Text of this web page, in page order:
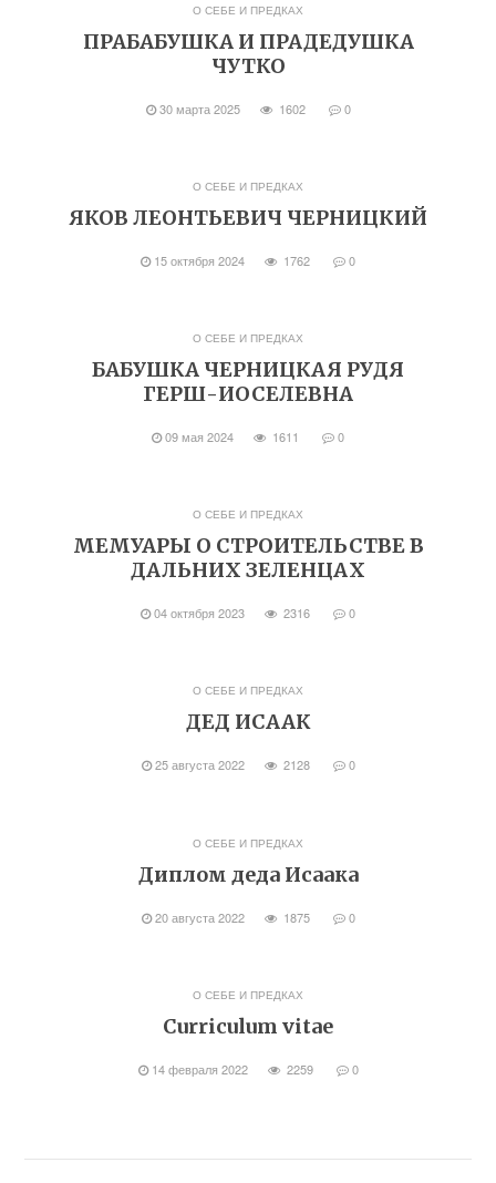
О СЕБЕ И ПРЕДКАХ
ПРАБАБУШКА И ПРАДЕДУШКА
ЧУТКО
30 марта 2025 1602 0
О СЕБЕ И ПРЕДКАХ
ЯКОВ ЛЕОНТЬЕВИЧ ЧЕРНИЦКИЙ
15 октября 2024 1762 0
О СЕБЕ И ПРЕДКАХ
БАБУШКА ЧЕРНИЦКАЯ РУДЯ
ГЕРШ-ИОСЕЛЕВНА
09 мая 2024 1611 0
О СЕБЕ И ПРЕДКАХ
МЕМУАРЫ О СТРОИТЕЛЬСТВЕ В
ДАЛЬНИХ ЗЕЛЕНЦАХ
04 октября 2023 2316 0
О СЕБЕ И ПРЕДКАХ
ДЕД ИСААК
25 августа 2022 2128 0
О СЕБЕ И ПРЕДКАХ
Диплом деда Исаака
20 августа 2022 1875 0
О СЕБЕ И ПРЕДКАХ
Curriculum vitae
14 февраля 2022 2259 0